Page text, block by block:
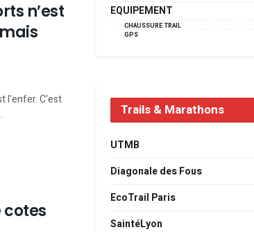
n’est
l'enfer. C'est
cotes
EQUIPEMENT
CHAUSSURE TRAIL
GPS
Trails & Marathons
UTMB
Diagonale des Fous
EcoTrail Paris
SaintéLyon